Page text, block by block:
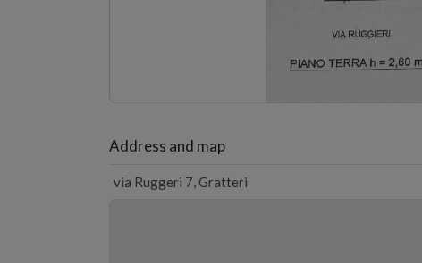
Address and map
via Ruggeri 7, Gratteri